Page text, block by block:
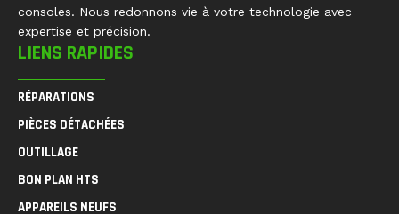
consoles. Nous redonnons vie à votre technologie avec
expertise et précision.
LIENS RAPIDES
RÉPARATIONS
PIÈCES DÉTACHÉES
OUTILLAGE
BON PLAN HTS
APPAREILS NEUFS